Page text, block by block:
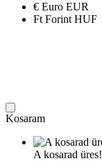
€ Euro EUR
Ft Forint HUF
Kosaram
A kosarad üres!